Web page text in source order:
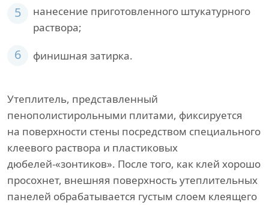
5
нанесение приготовленного штукатурного
раствора;
6 финишная затирка.
Утеплитель, представленный
пенополистирольными плитами, фиксируется
на поверхности стены посредством специального
клеевого раствора и пластиковых
дюбелей-«зонтиков». После того, как клей хорошо
просохнет, внешняя поверхность утеплительных
панелей обрабатывается густым слоем клеящего